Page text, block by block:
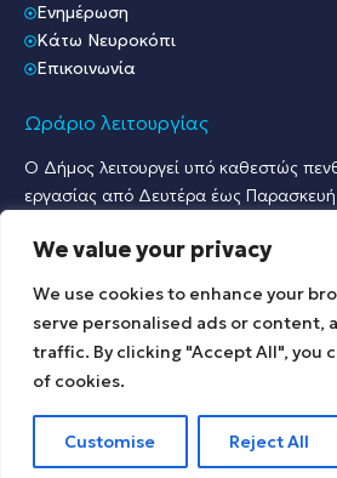
We value your privacy
We use cookies to enhance your
serve personalised ads or content,
traffic. By clicking "Accept All", you
of cookies.
Customise Reject All
Ενημέρωση
Κάτω Νευροκόπι
Επικοινωνία
Ωράριο λειτουργίας
Ο Δήμος λειτουργεί υπό καθεστώς
εργασίας από Δευτέρα έως Παρασκευή
Γραφείο Πρωτοκόλλου & Γραφεία
Λοιπές Υπηρεσίες:
Δευτέρα έως Παρασκευή: 09:00 –
© 2025 All rights reserved.